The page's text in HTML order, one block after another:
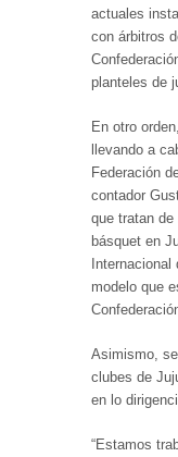
actuales
con árbitros
planteles de
En otro
llevando a
Federación
contador
que tratan de
básquet en
modelo que
Asimismo,
clubes de
en lo
“Estamos